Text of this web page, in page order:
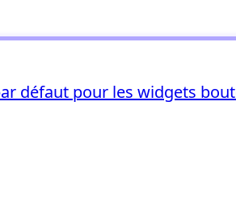
défaut pour les widgets